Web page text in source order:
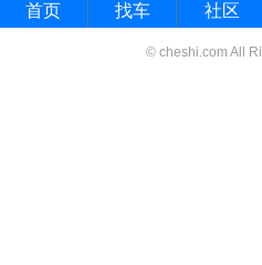
首页 找车 社区
© cheshi.com All